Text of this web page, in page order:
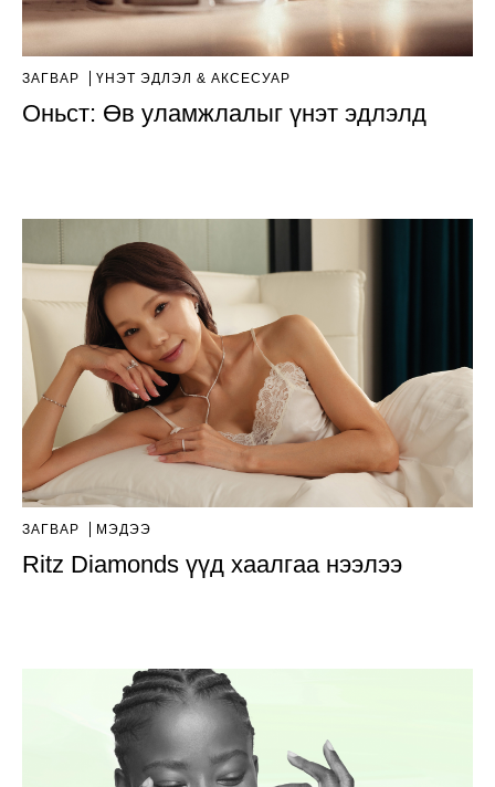
ЗАГВАР ҮНЭТ ЭДЛЭЛ & АКСЕСУАР
Оньст: Өв уламжлалыг үнэт эдлэлд
ЗАГВАР МЭДЭЭ
Ritz Diamonds үүд хаалгаа нээлээ